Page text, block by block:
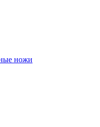
ножи